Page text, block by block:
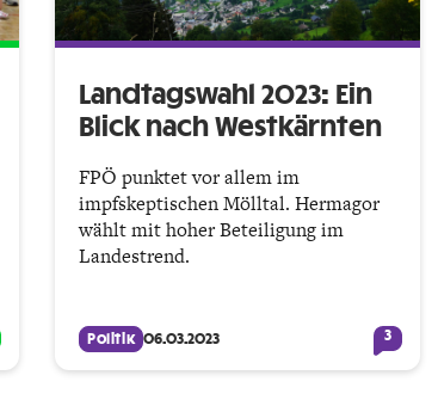
Landtagswahl 2023: Ein
Blick nach Westkärnten
FPÖ punktet vor allem im
impfskeptischen Mölltal. Hermagor
wählt mit hoher Beteiligung im
Landestrend.
Politik 06.03.2023 3